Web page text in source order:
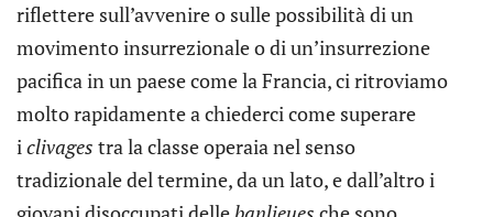
riflettere sull’avvenire o sulle possibilità di un
movimento insurrezionale o di un’insurrezione
pacifica in un paese come la Francia, ci ritroviamo
molto rapidamente a chiederci come superare
iclivages tra la classe operaia nel senso
tradizionale del termine, da un lato, e dall’altro i